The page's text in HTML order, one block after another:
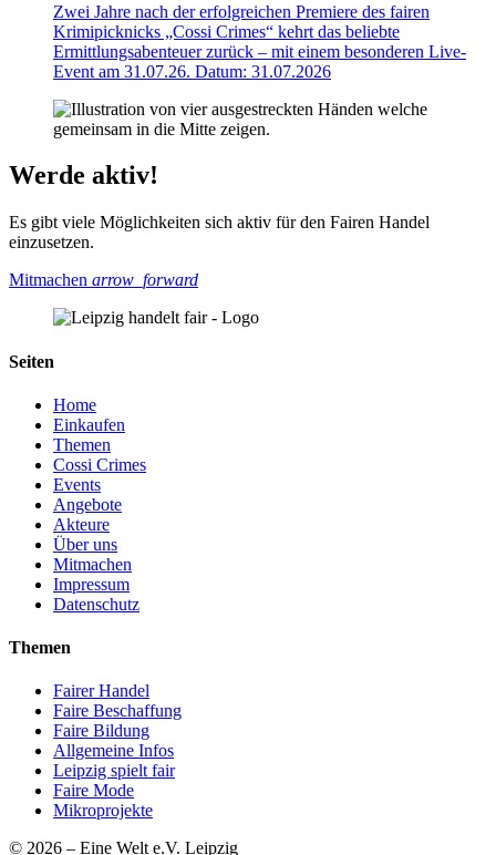
Zwei Jahre nach der erfolgreichen Premiere des fairen
Krimipicknicks „Cossi Crimes“ kehrt das beliebte
Ermittlungsabenteuer zurück – mit einem besonderen Live-
Event am 31.07.26. Datum: 31.07.2026
Werde aktiv!
Es gibt viele Möglichkeiten sich aktiv für den Fairen Handel
einzusetzen.
Mitmachen arrow_forward
Seiten
Home
Einkaufen
Themen
Cossi Crimes
Events
Angebote
Akteure
Über uns
Mitmachen
Impressum
Datenschutz
Themen
Fairer Handel
Faire Beschaffung
Faire Bildung
Allgemeine Infos
Leipzig spielt fair
Faire Mode
Mikroprojekte
© 2026 – Eine Welt e.V. Leipzig